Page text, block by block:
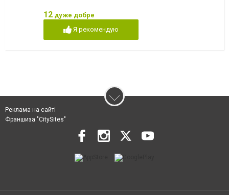
12 дуже добре
Я рекомендую
Реклама на сайті
Франшиза "CitySites"